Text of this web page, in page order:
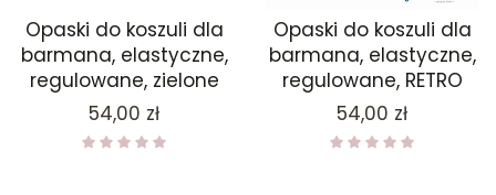
Opaski do koszuli dla
barmana, elastyczne,
regulowane, zielone
Cena
54,00 zł
Opaski do koszuli dla
barmana, elastyczne,
regulowane, RETRO
Cena
54,00 zł